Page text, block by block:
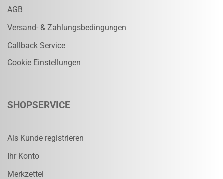
AGB
Versand- & Zahlungsbedingungen
Callback Service
Cookie Einstellungen
SHOPSERVICE
Als Kunde registrieren
Ihr Konto
Merkzettel